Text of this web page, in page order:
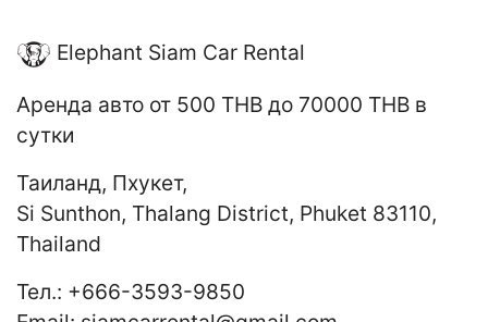
Elephant Siam Car Rental
Аренда авто от 500 THB до 70000 THB в
сутки
Таиланд, Пхукет,
Si Sunthon, Thalang District, Phuket 83110,
Thailand
Тел.: +666-3593-9850